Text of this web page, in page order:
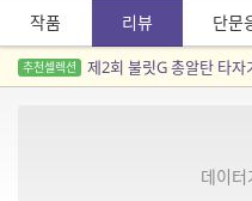
작품 리뷰 단문
추천셀렉션 제2회 불릿G 총알탄 타
데이